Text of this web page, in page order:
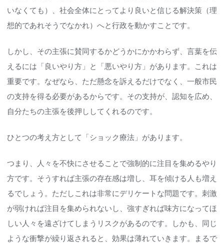
いなくても）、社会全体にとってより良いと信じる解決策（理
想的であれそうでなかれ）へと行政を動かすことです。
しかし、その主張に賛同するかどうかにかかわらず、言葉を伝
えるには「良いやり方」と「悪いやり方」があります。これは
重要です。なぜなら、ただ懸念を訴えるだけでなく、一般市民
の支持を得る必要があるからです。その支持が、認知を広め、
自分たちの主張を後押ししてくれるのです。
ひとつの考え方として「ショック療法」があります。
つまり、人々を不快にさせることで強制的に注目を集めるやり
方です。そうすれば主張の存在感は増し、耳を傾ける人も増え
るでしょう。ただしこれは非常にデリケートな問題です。刺激
が弱ければ注目を集められないし、強すぎれば味方になってほ
しい人々を遠ざけてしまうリスクがあるのです。しかも、同じ
ような衝撃が繰り返されると、効果は薄れていきます。まるで